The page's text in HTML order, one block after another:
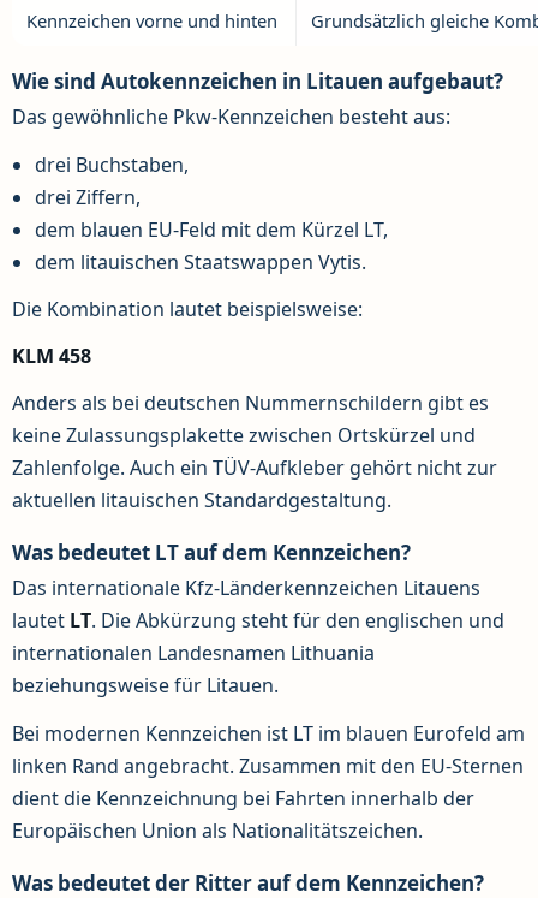
Kennzeichen vorne und hinten Grundsätzlich gleiche
Wie sind Autokennzeichen in Litauen aufgebaut?
Das gewöhnliche Pkw-Kennzeichen besteht aus:
drei Buchstaben,
drei Ziffern,
dem blauen EU-Feld mit dem Kürzel LT,
dem litauischen Staatswappen Vytis.
Die Kombination lautet beispielsweise:
KLM 458
Anders als bei deutschen Nummernschildern gibt es
keine Zulassungsplakette zwischen Ortskürzel und
Zahlenfolge. Auch ein TÜV-Aufkleber gehört nicht zur
aktuellen litauischen Standardgestaltung.
Was bedeutet LT auf dem Kennzeichen?
Das internationale Kfz-Länderkennzeichen Litauens
lautet LT. Die Abkürzung steht für den englischen und
internationalen Landesnamen Lithuania
beziehungsweise für Litauen.
Bei modernen Kennzeichen ist LT im blauen Eurofeld am
linken Rand angebracht. Zusammen mit den EU-Sternen
dient die Kennzeichnung bei Fahrten innerhalb der
Europäischen Union als Nationalitätszeichen.
Was bedeutet der Ritter auf dem Kennzeichen?